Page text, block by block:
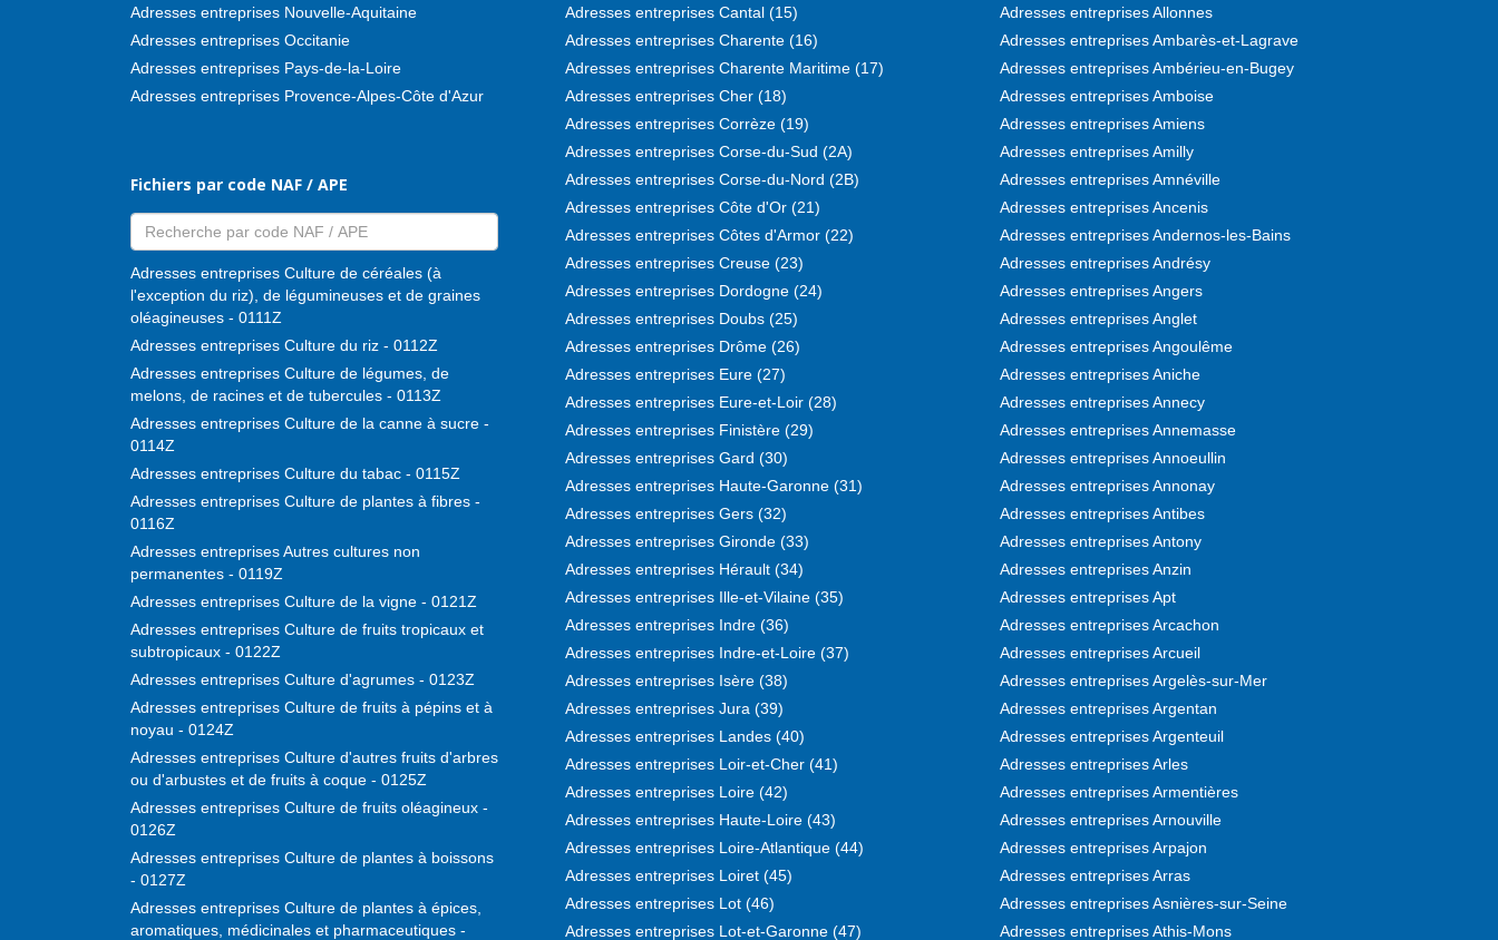
Adresses entreprises Nouvelle-Aquitaine
Adresses entreprises Occitanie
Adresses entreprises Pays-de-la-Loire
Adresses entreprises Provence-Alpes-Côte d'Azur
Fichiers par code NAF / APE
Adresses entreprises Culture de céréales (à
l'exception du riz), de légumineuses et de graines
oléagineuses - 0111Z
Adresses entreprises Culture du riz - 0112Z
Adresses entreprises Culture de légumes, de
melons, de racines et de tubercules - 0113Z
Adresses entreprises Culture de la canne à sucre -
0114Z
Adresses entreprises Culture du tabac - 0115Z
Adresses entreprises Culture de plantes à fibres -
0116Z
Adresses entreprises Autres cultures non
permanentes - 0119Z
Adresses entreprises Culture de la vigne - 0121Z
Adresses entreprises Culture de fruits tropicaux et
subtropicaux - 0122Z
Adresses entreprises Culture d'agrumes - 0123Z
Adresses entreprises Culture de fruits à pépins et à
noyau - 0124Z
Adresses entreprises Culture d'autres fruits d'arbres
ou d'arbustes et de fruits à coque - 0125Z
Adresses entreprises Culture de fruits oléagineux -
0126Z
Adresses entreprises Culture de plantes à boissons
- 0127Z
Adresses entreprises Culture de plantes à épices,
aromatiques, médicinales et pharmaceutiques -
Adresses entreprises Cantal (15)
Adresses entreprises Charente (16)
Adresses entreprises Charente Maritime (17)
Adresses entreprises Cher (18)
Adresses entreprises Corrèze (19)
Adresses entreprises Corse-du-Sud (2A)
Adresses entreprises Corse-du-Nord (2B)
Adresses entreprises Côte d'Or (21)
Adresses entreprises Côtes d'Armor (22)
Adresses entreprises Creuse (23)
Adresses entreprises Dordogne (24)
Adresses entreprises Doubs (25)
Adresses entreprises Drôme (26)
Adresses entreprises Eure (27)
Adresses entreprises Eure-et-Loir (28)
Adresses entreprises Finistère (29)
Adresses entreprises Gard (30)
Adresses entreprises Haute-Garonne (31)
Adresses entreprises Gers (32)
Adresses entreprises Gironde (33)
Adresses entreprises Hérault (34)
Adresses entreprises Ille-et-Vilaine (35)
Adresses entreprises Indre (36)
Adresses entreprises Indre-et-Loire (37)
Adresses entreprises Isère (38)
Adresses entreprises Jura (39)
Adresses entreprises Landes (40)
Adresses entreprises Loir-et-Cher (41)
Adresses entreprises Loire (42)
Adresses entreprises Haute-Loire (43)
Adresses entreprises Loire-Atlantique (44)
Adresses entreprises Loiret (45)
Adresses entreprises Lot (46)
Adresses entreprises Lot-et-Garonne (47)
Adresses entreprises Allonnes
Adresses entreprises Ambarès-et-Lagrave
Adresses entreprises Ambérieu-en-Bugey
Adresses entreprises Amboise
Adresses entreprises Amiens
Adresses entreprises Amilly
Adresses entreprises Amnéville
Adresses entreprises Ancenis
Adresses entreprises Andernos-les-Bains
Adresses entreprises Andrésy
Adresses entreprises Angers
Adresses entreprises Anglet
Adresses entreprises Angoulême
Adresses entreprises Aniche
Adresses entreprises Annecy
Adresses entreprises Annemasse
Adresses entreprises Annoeullin
Adresses entreprises Annonay
Adresses entreprises Antibes
Adresses entreprises Antony
Adresses entreprises Anzin
Adresses entreprises Apt
Adresses entreprises Arcachon
Adresses entreprises Arcueil
Adresses entreprises Argelès-sur-Mer
Adresses entreprises Argentan
Adresses entreprises Argenteuil
Adresses entreprises Arles
Adresses entreprises Armentières
Adresses entreprises Arnouville
Adresses entreprises Arpajon
Adresses entreprises Arras
Adresses entreprises Asnières-sur-Seine
Adresses entreprises Athis-Mons